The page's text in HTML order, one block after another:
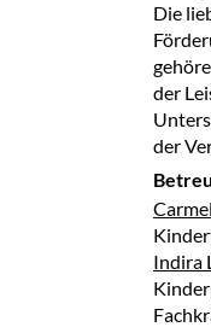
Die
der
der
Indira